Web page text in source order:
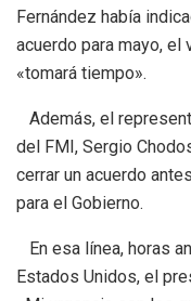
Fernández había
acuerdo para mayo,
«tomará tiempo».
Además, el
del FMI, Sergio
cerrar un acuerdo
para el Gobierno.
En esa línea, horas
Estados Unidos, el